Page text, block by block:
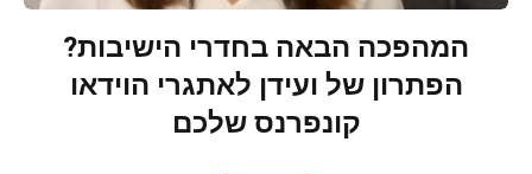
המהפכה הבאה בחדרי הישיבות?
הפתרון של ועידן לאתגרי הוידאו
קונפרנס שלכם